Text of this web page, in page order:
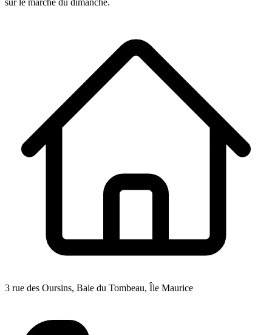
sur le marché du dimanche.
3 rue des Oursins, Baie du Tombeau, Île Maurice